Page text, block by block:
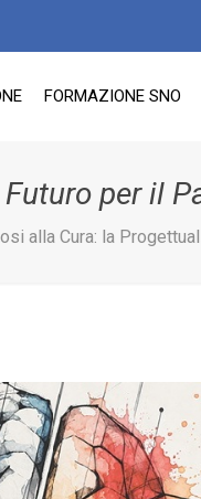
FORMAZIONE SNO
per il
alla Cura: la